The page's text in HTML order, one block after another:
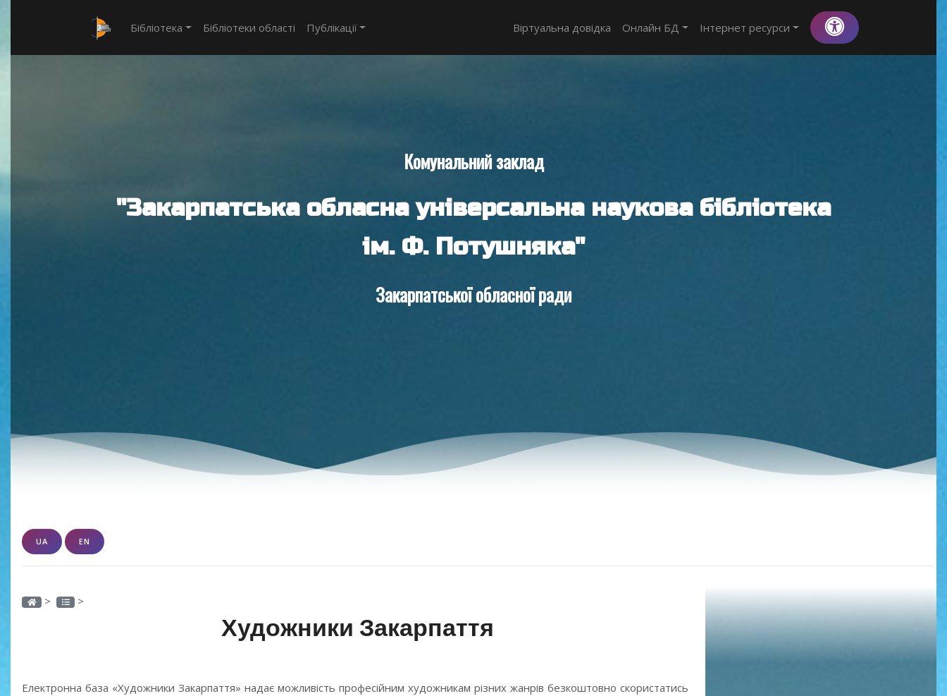
Бібліотека Бібліотеки області Публікації Віртуальна довідка Онлайн БД Інтернет ресурси
Комунальний заклад
"Закарпатська обласна універсальна наукова бібліотека
ім. Ф. Потушняка"
Закарпатської обласної ради
UA EN
> >
Художники Закарпаття
Електронна база «Художники Закарпаття» надає можливість професійним художникам різних жанрів безкоштовно скористатись